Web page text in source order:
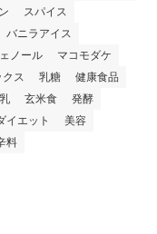
スパイス
バニラアイス
ノール
マコモダケ
クス 乳糖
健康食品
玄米食
発酵
イエット
美容
料